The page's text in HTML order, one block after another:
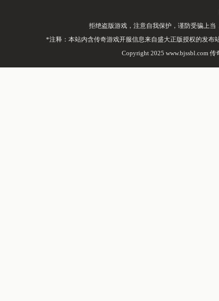
拒绝盗版游戏，注意自我保护，谨防受骗上
*注释：本站内含传奇游戏开服信息来自盛大正版授权的发
Copyright 2025 www.bjssbl.com